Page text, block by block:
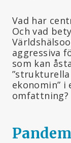
Vad har
Och vad
aggressiva
som kan
ekonomin” i
omfattning?